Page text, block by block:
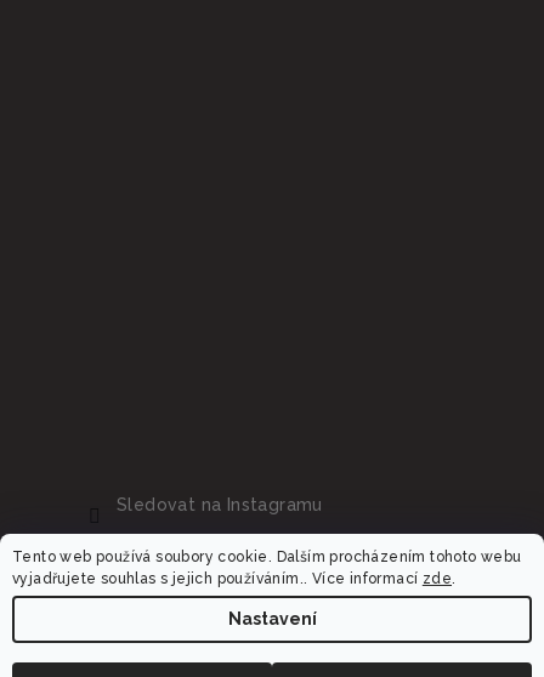
Tento web používá soubory cookie. Dalším procházením tohoto webu
vyjadřujete souhlas s jejich používáním.. Více informací zde.
Nastavení
Sledovat na Instagramu